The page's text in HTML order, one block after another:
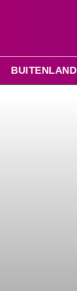
BUITENLAND